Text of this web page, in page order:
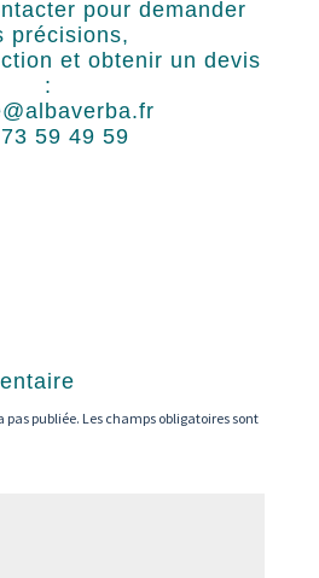
pour demander
précisions,
et obtenir un devis
:
59 49 59
pas publiée. Les champs obligatoires sont